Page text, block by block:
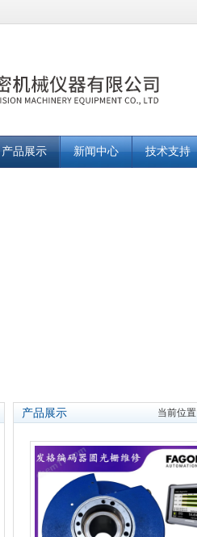
产品展示 新闻中心 技术支持
产品展示 当前位